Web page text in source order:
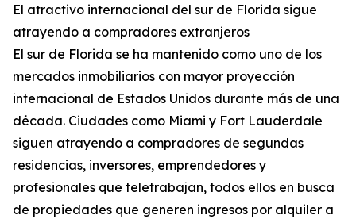
El atractivo internacional del sur de Florida sigue
atrayendo a compradores extranjeros
El sur de Florida se ha mantenido como uno de los
mercados inmobiliarios con mayor proyección
internacional de Estados Unidos durante más de una
década. Ciudades como Miami y Fort Lauderdale
siguen atrayendo a compradores de segundas
residencias, inversores, emprendedores y
profesionales que teletrabajan, todos ellos en busca
de propiedades que generen ingresos por alquiler a